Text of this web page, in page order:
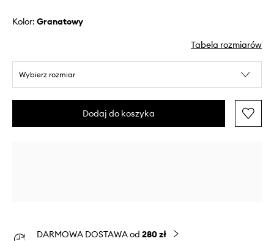
Kolor: granatowy
Tabela rozmiarów
Wybierz rozmiar
Dodaj do koszyka
DARMOWA DOSTAWA od 280 zł